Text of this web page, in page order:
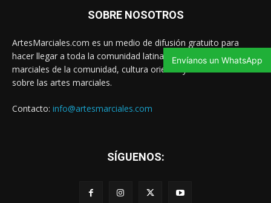
SOBRE NOSOTROS
ArtesMarciales.com es un medio de difusión gratuito para
hacer llegar a toda la comunidad latina las noticias de artes
marciales de la comunidad, cultura oriental y contenido valioso
sobre las artes marciales.
Contacto: info@artesmarciales.com
SÍGUENOS:
Envíanos un WhatsApp